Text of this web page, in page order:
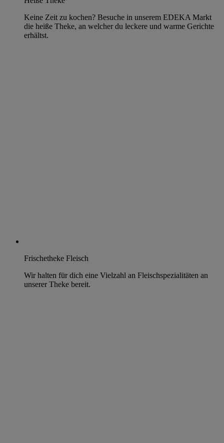
Keine Zeit zu kochen? Besuche in unserem EDEKA Markt
die heiße Theke, an welcher du leckere und warme Gerichte
erhältst.
Frischetheke Fleisch
Wir halten für dich eine Vielzahl an Fleischspezialitäten an
unserer Theke bereit.